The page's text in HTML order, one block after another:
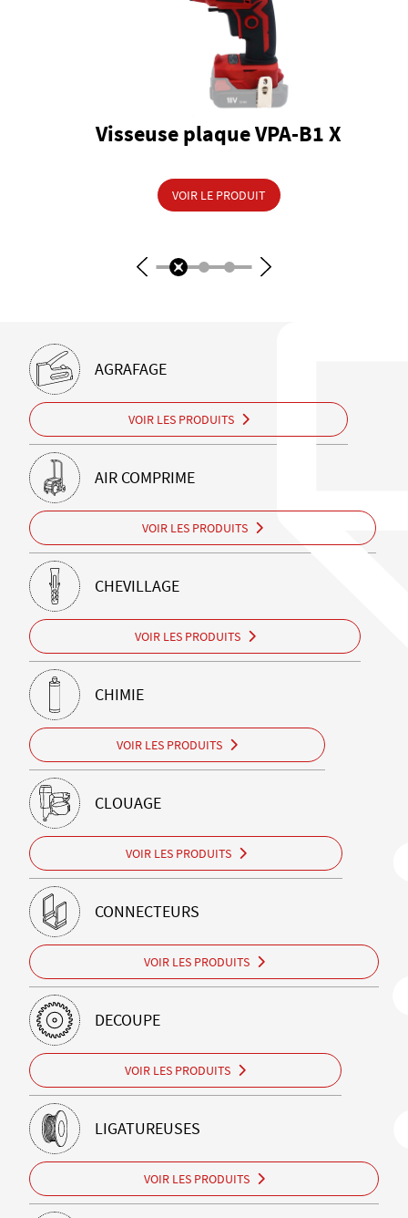
Visseuse plaque VPA-B1 X
VOIR LE PRODUIT
AGRAFAGE
VOIR LES PRODUITS
AIR COMPRIME
VOIR LES PRODUITS
CHEVILLAGE
VOIR LES PRODUITS
CHIMIE
VOIR LES PRODUITS
CLOUAGE
VOIR LES PRODUITS
CONNECTEURS
VOIR LES PRODUITS
DECOUPE
VOIR LES PRODUITS
LIGATUREUSES
VOIR LES PRODUITS